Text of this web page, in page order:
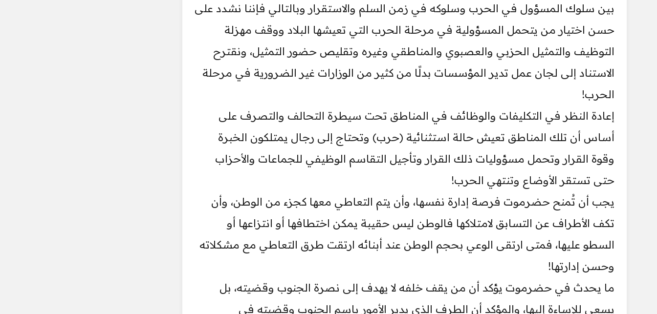
بين سلوك المسؤول في الحرب وسلوكه في زمن السلم والاستقرار وبالتالي فإننا نشدد على
حسن اختيار من يتحمل المسؤولية في مرحلة الحرب التي تعيشها البلاد ووقف مهزلة
التوظيف والتمثيل الحزبي والعصبوي والمناطقي وغيره وتقليص حضور التمثيل، ونقترح
الاستناد إلى لجان عمل تدير المؤسسات بدلًا من كثير من الوزارات غير الضرورية في مرحلة
الحرب!
إعادة النظر في التكليفات والوظائف في المناطق تحت سيطرة التحالف والتصرف على
أساس أن تلك المناطق تعيش حالة استثنائية (حرب) وتحتاج إلى رجال يمتلكون الخبرة
وقوة القرار وتحمل مسؤوليات ذلك القرار وتأجيل التقاسم الوظيفي للجماعات والأحزاب
حتى تستقر الأوضاع وتنتهي الحرب!
يجب أن تُمنح حضرموت فرصة إدارة نفسها، وأن يتم التعاطي معها كجزء من الوطن، وأن
تكف الأطراف عن التسابق لامتلاكها فالوطن ليس حقيبة يمكن اختطافها أو انتزاعها أو
السطو عليها، فمتى ارتقى الوعي بحجم الوطن عند أبنائه ارتقت طرق التعاطي مع مشكلاته
وحسن إدارتها!
ما يحدث في حضرموت يؤكد أن من يقف خلفه لا يهدف إلى نصرة الجنوب وقضيته، بل
يسعى للإساءة إليها، والمؤكد أن الطرف الذي يدير الأمور باسم الجنوب وقضيته في